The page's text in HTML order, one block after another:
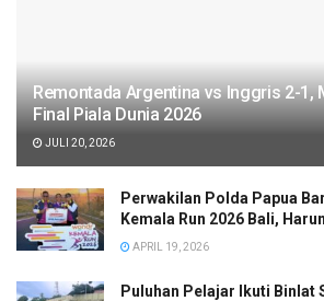
Remontada Argentina vs Inggris 2-1,
Final Piala Dunia 2026
JULI 20, 2026
Perwakilan Polda Papua
Kemala Run 2026 Bali,
APRIL 19, 2026
Puluhan Pelajar Ikuti Binlat